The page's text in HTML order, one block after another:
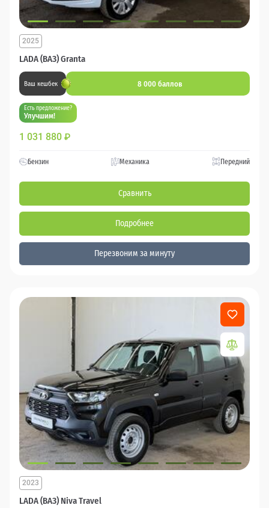
LADA (ВАЗ) Granta
2025
Ваш кешбек 8 000 баллов
Есть предложение?
Улучшим!
1 031 880 ₽
Бензин Механика Передний
Сравнить
Подробнее
Перезвоним за минуту
LADA (ВАЗ) Niva Travel
2023